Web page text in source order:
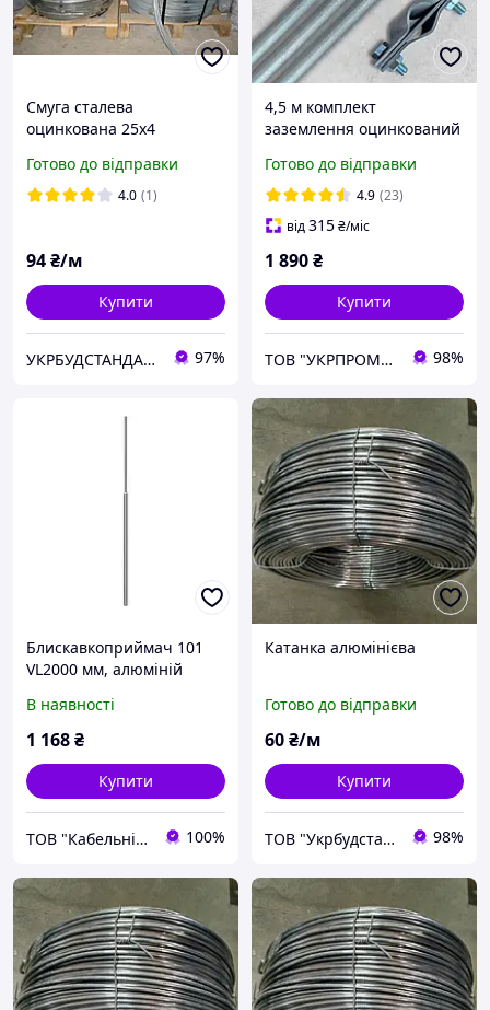
Смуга сталева
оцинкована 25х4
Готово до відправки
4.0 (1)
94₴/м
Купити
УКРБУДСТАНДАРТ 97%
4,5 м комплект
заземлення оцинкований
Готово до відправки
4.9 (23)
від315₴/міс
1 890₴
Купити
ТОВ "УКРПРОМСТАЛЬ" 98%
Блискавкоприймач 101
VL2000 мм, алюміній
В наявності
1 168₴
Купити
ТОВ "Кабельні системи" 100%
Катанка алюмінієва
Готово до відправки
60₴/м
Купити
ТОВ "Укрбудстандарт" 98%